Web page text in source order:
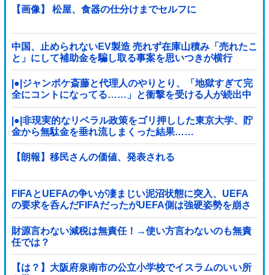
ｗｗ
【画像】 松屋、食器の仕分けまでセルフに
中国、止められないEV製造 売れず在庫山積み「売れたこ
と」にして補助金を騙し取る事案を思いつきが横行
|●|ジャンポケ斎藤と代理人のやりとり、「地獄すぎて完
全にコントになってる……」と衝撃を受ける人が続出中
|●|非現実的なリベラル政策をゴリ押しした東京大学、貯
金から無駄金を垂れ流しまくった結果……
【朗報】移民さんの価値、発表される
FIFAとUEFAの争いが凄まじい泥沼状態に突入、UEFA
の要求を呑んだFIFAだったがUEFA側は強硬姿勢を崩さ
ず……
財源言わない減税は無責任！→使い方言わないのも無責
任では？
【は？】大阪府泉南市の公立小学校でイスラムのいい所